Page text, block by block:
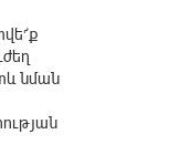
նման